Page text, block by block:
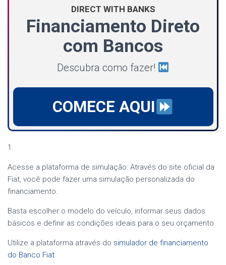
DIRECT WITH BANKS
Financiamento Direto
com Bancos
Descubra como fazer!
COMECE AQUI
1.
Acesse a plataforma de simulação: Através do site oficial da
Fiat, você pode fazer uma simulação personalizada do
financiamento.
Basta escolher o modelo do veículo, informar seus dados
básicos e definir as condições ideais para o seu orçamento.
Utilize a plataforma através do simulador de financiamento
do Banco Fiat